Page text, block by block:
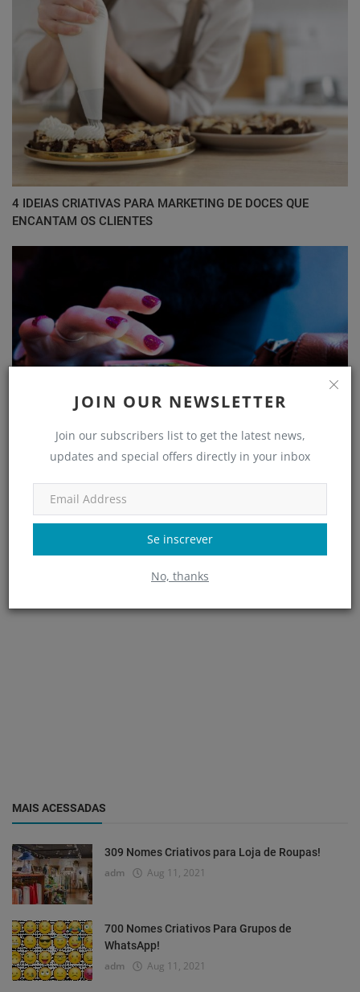
JOIN OUR NEWSLETTER
Join our subscribers list to get the latest news,
updates and special offers directly in your inbox
Se inscrever
No, thanks
4 IDEIAS CRIATIVAS PARA MARKETING DE DOCES QUE
ENCANTAM OS CLIENTES
Como bloquear um contato na agenda do iPhone e WhatsApp
MAIS ACESSADAS
309 Nomes Criativos para Loja de Roupas!
adm Aug 11, 2021
700 Nomes Criativos Para Grupos de
WhatsApp!
adm Aug 11, 2021